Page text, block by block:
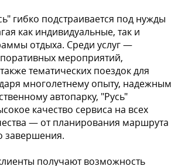
гибко подстраивается под нужды
как индивидуальные, так и
отдыха. Среди услуг —
мероприятий,
тематических поездок для
многолетнему опыту, надежным
автопарку, "Русь"
качество сервиса на всех
— от планирования маршрута
завершения.
получают возможность